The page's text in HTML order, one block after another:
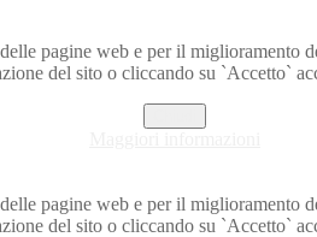
pagine web e per il
del sito o cliccando su `Accetto`
pagine web e per il
del sito o cliccando su `Accetto`